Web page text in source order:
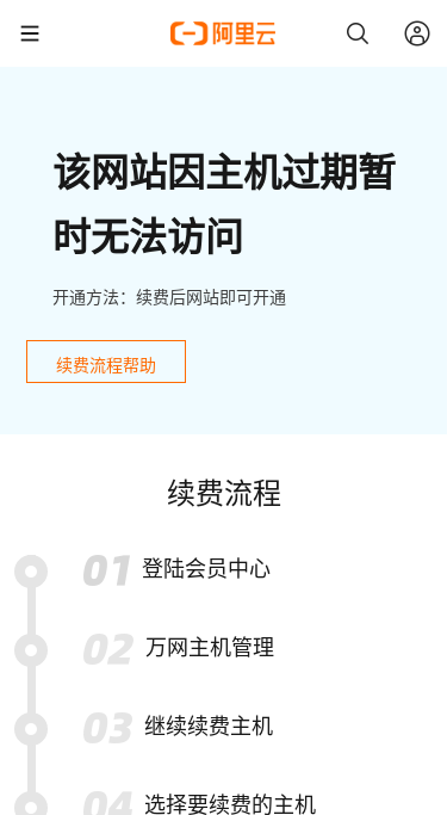
该网站因主机过期暂
时无法访问
开通方法：续费后网站即可开通
续费流程帮助
续费流程
登陆会员中心
万网主机管理
继续续费主机
选择要续费的主机